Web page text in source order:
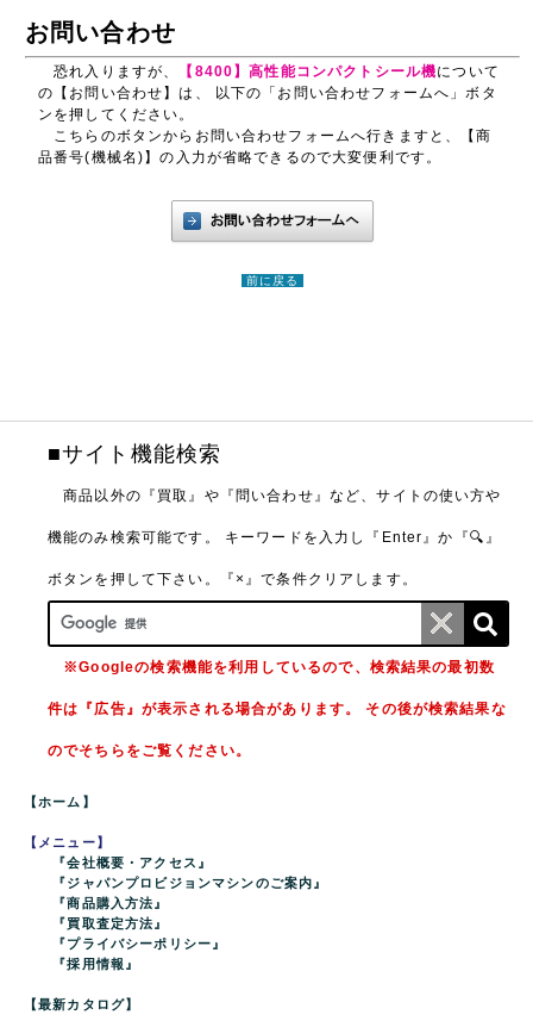
お問い合わせ
恐れ入りますが、 【8400】高性能コンパクトシール機について
の【お問い合わせ】は、 以下の「お問い合わせフォームへ」ボタ
ンを押してください。
こちらのボタンからお問い合わせフォームへ行きますと、【商
品番号(機械名)】の入力が省略できるので大変便利です。
前に戻る
■サイト機能検索
商品以外の『買取』や『問い合わせ』など、サイトの使い方や
機能のみ検索可能です。 キーワードを入力し『Enter』か『🔍』
ボタンを押して下さい。『×』で条件クリアします。
※Googleの検索機能を利用しているので、検索結果の最初数
件は『広告』が表示される場合があります。 その後が検索結果な
のでそちらをご覧ください。
【ホーム】
【メニュー】
『会社概要・アクセス』
『ジャパンプロビジョンマシンのご案内』
『商品購入方法』
『買取査定方法』
『プライバシーポリシー』
『採用情報』
【最新カタログ】